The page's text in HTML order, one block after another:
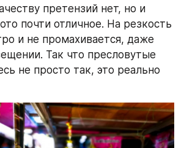
претензий нет, но и
почти отличное. На резкость
и не промахивается, даже
Так что пресловутые
не просто так, это реально